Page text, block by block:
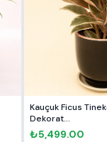
Kauçuk Ficus
Dekorat...
₺5,499.00